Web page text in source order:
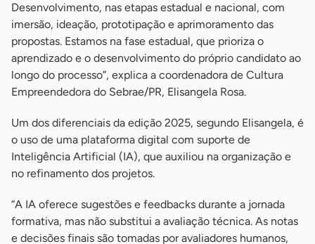
Desenvolvimento, nas etapas estadual e nacional, com
imersão, ideação, prototipação e aprimoramento das
propostas. Estamos na fase estadual, que prioriza o
aprendizado e o desenvolvimento do próprio candidato ao
longo do processo”, explica a coordenadora de Cultura
Empreendedora do Sebrae/PR, Elisangela Rosa.
Um dos diferenciais da edição 2025, segundo Elisangela, é
o uso de uma plataforma digital com suporte de
Inteligência Artificial (IA), que auxiliou na organização e
no refinamento dos projetos.
“A IA oferece sugestões e feedbacks durante a jornada
formativa, mas não substitui a avaliação técnica. As notas
e decisões finais são tomadas por avaliadores humanos,